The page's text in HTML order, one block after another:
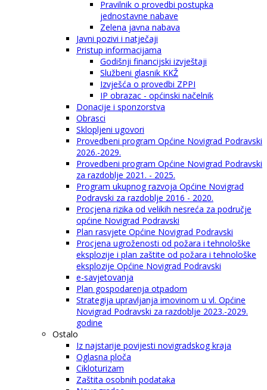
Pravilnik o provedbi postupka
jednostavne nabave
Zelena javna nabava
Javni pozivi i natječaji
Pristup informacijama
Godišnji financijski izvještaji
Službeni glasnik KKŽ
Izvješća o provedbi ZPPI
IP obrazac - općinski načelnik
Donacije i sponzorstva
Obrasci
Sklopljeni ugovori
Provedbeni program Općine Novigrad Podravski
2026.-2029.
Provedbeni program Općine Novigrad Podravski
za razdoblje 2021. - 2025.
Program ukupnog razvoja Općine Novigrad
Podravski za razdoblje 2016 - 2020.
Procjena rizika od velikih nesreća za područje
općine Novigrad Podravski
Plan rasvjete Općine Novigrad Podravski
Procjena ugroženosti od požara i tehnološke
eksplozije i plan zaštite od požara i tehnološke
eksplozije Općine Novigrad Podravski
e-savjetovanja
Plan gospodarenja otpadom
Strategija upravljanja imovinom u vl. Općine
Novigrad Podravski za razdoblje 2023.-2029.
godine
Ostalo
Iz najstarije povijesti novigradskog kraja
Oglasna ploča
Cikloturizam
Zaštita osobnih podataka